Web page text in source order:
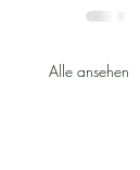
Alle ansehen